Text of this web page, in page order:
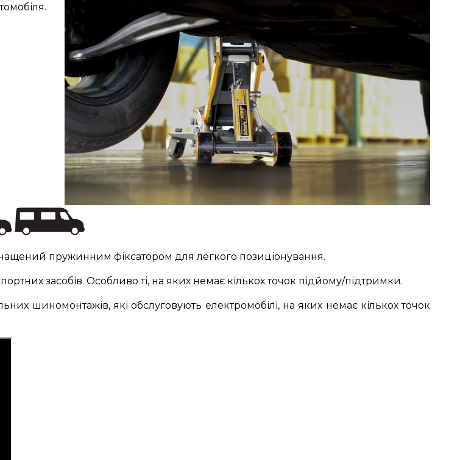
пружинним фіксатором для легкого позиціонування.
засобів. Особливо ті, на яких немає кількох точок підйому/підтримки.
шиномонтажів, які обслуговують електромобілі, на яких немає кількох точок